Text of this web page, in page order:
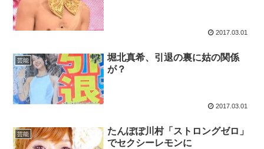
2017.03.01
芸能
堀北真希、引退の裏に姑の関係
が？
2017.03.01
芸能
たんぽぽ川村「ストロングゼロ」
でセクシーレモンに